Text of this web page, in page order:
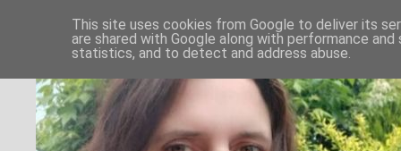
This site uses cookies from Google to deliver its
are shared with Google along with performance
statistics, and to detect and address abuse.